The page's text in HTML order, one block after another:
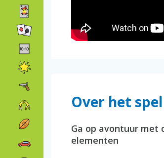
Over het
Ga op avontuur met
elementen